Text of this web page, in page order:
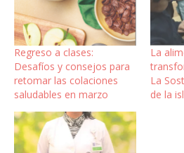
Regreso a clases:
Desafíos y consejos para
retomar las colaciones
saludables en marzo
La
La
de la